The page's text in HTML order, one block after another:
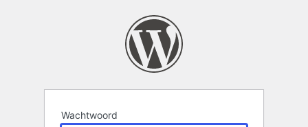
Wachtwoord